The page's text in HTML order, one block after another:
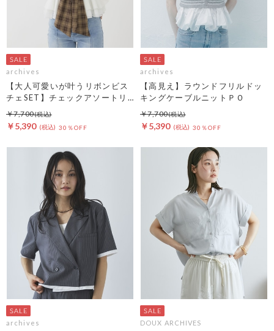
archives
【大人可愛いが叶うリボンビス
チェSET】チェックアソートリ
ボンビスチェ×ペプラムブラウ
スＴＥＥ ＳＥＴ
￥5,390 30％OFF
￥7,700
archives
【高見え】ラウンドフリルドッ
キングケーブルニットＰＯ
￥5,390 30％OFF
￥7,700
archives DOUX ARCHIVES